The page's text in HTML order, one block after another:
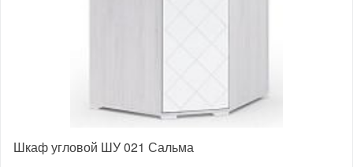
Шкаф угловой ШУ 021 Сальма